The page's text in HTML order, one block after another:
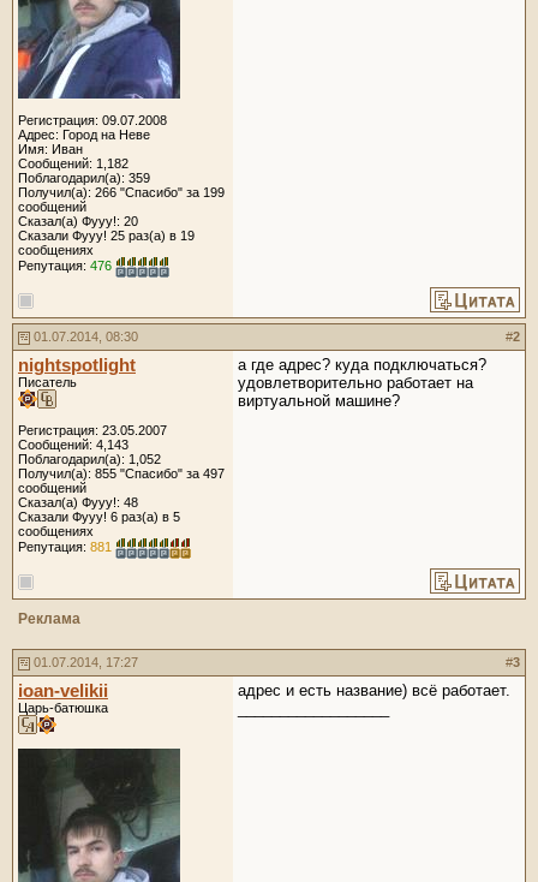
Регистрация: 09.07.2008
Адрес: Город на Неве
Имя: Иван
Сообщений: 1,182
Поблагодарил(а): 359
Получил(а): 266 "Спасибо" за 199
сообщений
Сказал(а) Фууу!: 20
Сказали Фууу! 25 раз(а) в 19
сообщениях
Репутация: 476
01.07.2014, 08:30 #2
nightspotlight
Писатель
Регистрация: 23.05.2007
Сообщений: 4,143
Поблагодарил(а): 1,052
Получил(а): 855 "Спасибо" за 497
сообщений
Сказал(а) Фууу!: 48
Сказали Фууу! 6 раз(а) в 5
сообщениях
Репутация: 881
а где адрес? куда подключаться?
удовлетворительно работает на
виртуальной машине?
Реклама
01.07.2014, 17:27 #3
ioan-velikii
Царь-батюшка
адрес и есть название) всё работает.